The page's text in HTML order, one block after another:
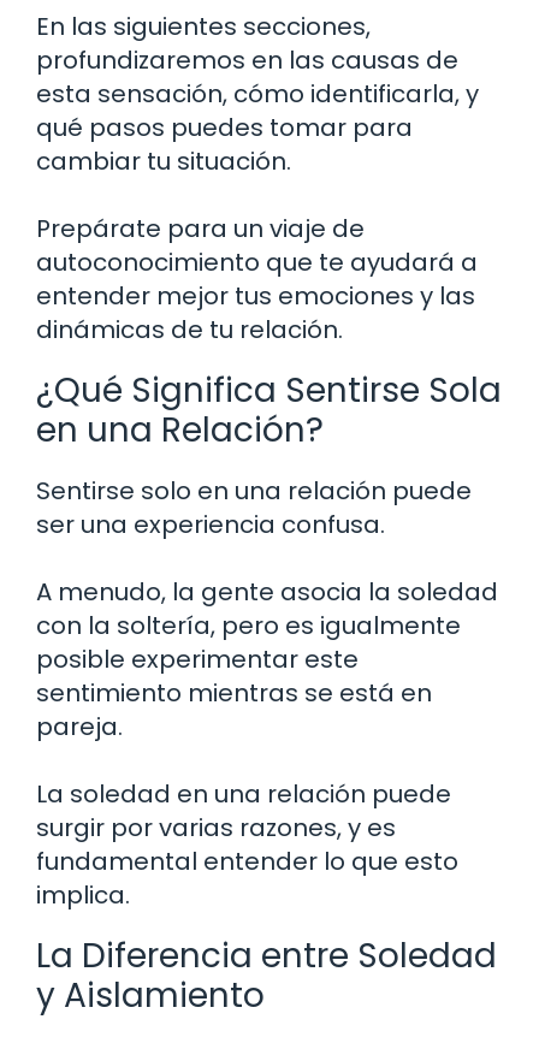
En las siguientes secciones,
profundizaremos en las causas de
esta sensación, cómo identificarla, y
qué pasos puedes tomar para
cambiar tu situación.
Prepárate para un viaje de
autoconocimiento que te ayudará a
entender mejor tus emociones y las
dinámicas de tu relación.
¿Qué Significa Sentirse Sola
en una Relación?
Sentirse solo en una relación puede
ser una experiencia confusa.
A menudo, la gente asocia la soledad
con la soltería, pero es igualmente
posible experimentar este
sentimiento mientras se está en
pareja.
La soledad en una relación puede
surgir por varias razones, y es
fundamental entender lo que esto
implica.
La Diferencia entre Soledad
y Aislamiento